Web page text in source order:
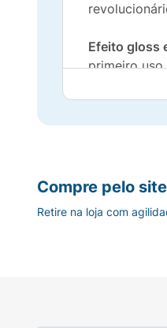
Efeito gloss
primeiro uso.
saúde e a
Compre pelo
Retire na loja com